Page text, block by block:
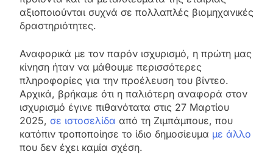
αξιοποιούνται συχνά σε πολλαπλές βιομηχανικές
δραστηριότητες.
Αναφορικά με τον παρόν ισχυρισμό, η πρώτη μας
κίνηση ήταν να μάθουμε περισσότερες
πληροφορίες για την προέλευση του βίντεο.
Αρχικά, βρήκαμε ότι η παλιότερη αναφορά στον
ισχυρισμό έγινε πιθανότατα στις 27 Μαρτίου
2025, σε ιστοσελίδα από τη Ζιμπάμπουε, που
κατόπιν τροποποίησε το ίδιο δημοσίευμα με άλλο
που δεν έχει καμία σχέση.